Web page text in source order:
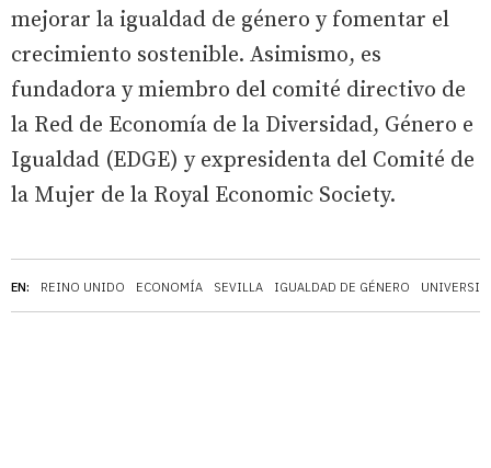
EN: REINO UNIDO ECONOMÍA SEVILLA IGUALDAD DE GÉNERO
mejorar la igualdad de género y fomentar el
crecimiento sostenible. Asimismo, es
fundadora y miembro del comité directivo de
la Red de Economía de la Diversidad, Género e
Igualdad (EDGE) y expresidenta del Comité de
la Mujer de la Royal Economic Society.